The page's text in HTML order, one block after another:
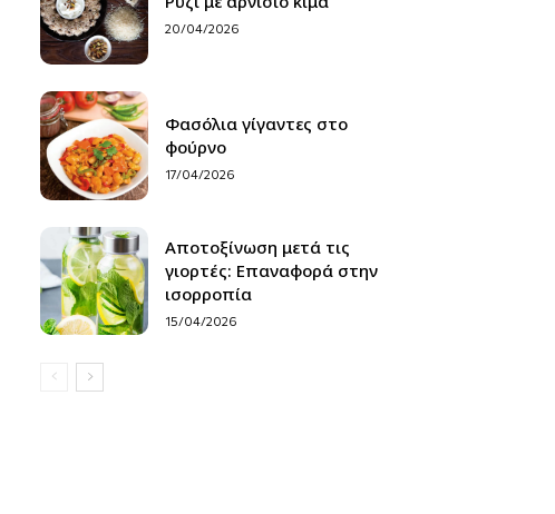
20/04/2026
Φασόλια γίγαντες στο
φούρνο
17/04/2026
Αποτοξίνωση μετά τις
γιορτές: Επαναφορά στην
ισορροπία
15/04/2026